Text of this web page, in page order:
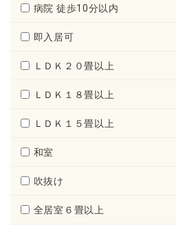
病院 徒歩10分以内
即入居可
ＬＤＫ２０畳以上
ＬＤＫ１８畳以上
ＬＤＫ１５畳以上
和室
吹抜け
全居室６畳以上